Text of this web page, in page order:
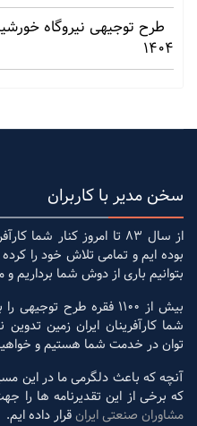
1404
سخن مدیر با کاربران
از سال 83 تا امروز کنار
بوده ایم و تمامی تلاش خود را
بتوانیم باری از دوش شما برداریم
بیش از 1100 فقره طرح
شما کارآفرینان ایران زمین
توان در خدمت شما هستیم و
آنچه که باعث دلگرمی ما در این
که برخی از این تقدیرنامه ها را
مشاوران صنعتی ایرانقرار داده ایم.